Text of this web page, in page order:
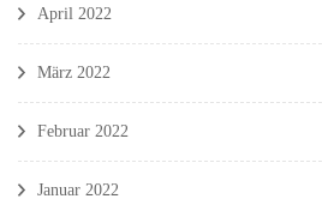
April 2022
März 2022
Februar 2022
Januar 2022